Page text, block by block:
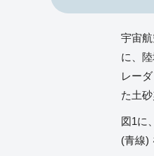
宇宙
に、
レー
た土
図1に
(青線)